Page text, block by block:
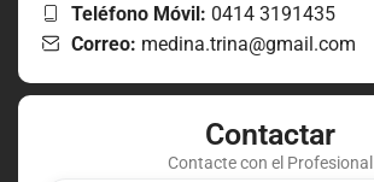
Teléfono Móvil: 0414 3191435
Correo: medina.trina@gmail.com
Contactar
Contacte con el Profesional